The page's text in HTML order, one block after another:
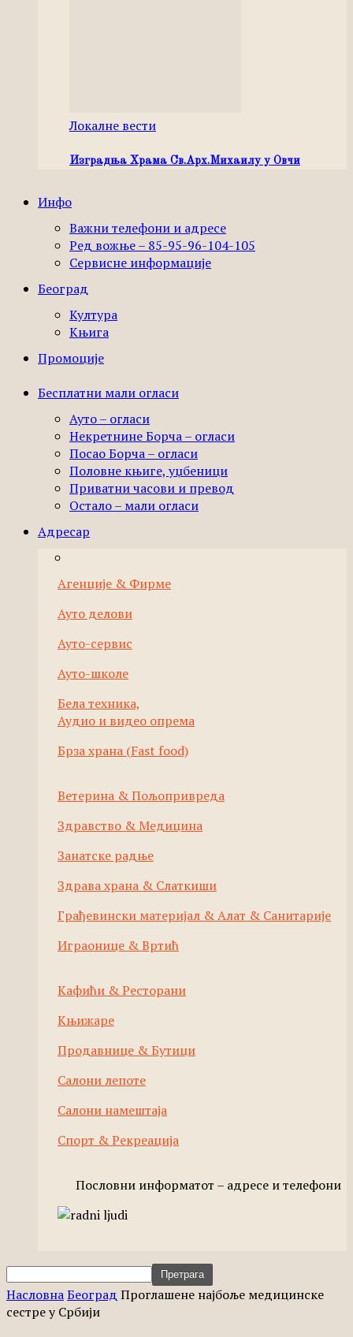
Локалне вести
Изградња Храма Св.Арх.Михаилу у Овчи
Инфо
Важни телефони и адресе
Ред вожње – 85-95-96-104-105
Сервисне информације
Београд
Култура
Књига
Промоције
Бесплатни мали огласи
Ауто – огласи
Некретнине Борча – огласи
Посао Борча – огласи
Половне књиге, уџбеници
Приватни часови и превод
Остало – мали огласи
Адресар
Агенције & Фирме
Ауто делови
Ауто-сервис
Ауто-школе
Бела техника,
Аудио и видео опрема
Брза храна (Fast food)
Ветерина & Пољопривреда
Здравство & Медицина
Занатске радње
Здрава храна & Слаткиши
Грађевински материјал & Алат & Санитарије
Играонице & Вртић
Кафићи & Ресторани
Књижаре
Продавнице & Бутици
Салони лепоте
Салони намештаја
Спорт & Рекреација
Пословни информатот – адресе и телефони
НасловнаБеоград Проглашене најбоље медицинске
сестре у Србији